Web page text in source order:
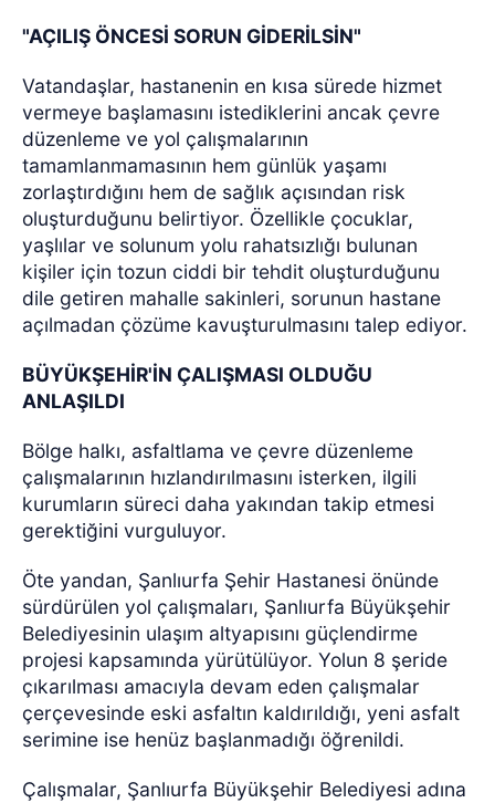
"AÇILIŞ ÖNCESİ SORUN GİDERİLSİN"
Vatandaşlar, hastanenin en kısa sürede hizmet
vermeye başlamasını istediklerini ancak çevre
düzenleme ve yol çalışmalarının
tamamlanmamasının hem günlük yaşamı
zorlaştırdığını hem de sağlık açısından risk
oluşturduğunu belirtiyor. Özellikle çocuklar,
yaşlılar ve solunum yolu rahatsızlığı bulunan
kişiler için tozun ciddi bir tehdit oluşturduğunu
dile getiren mahalle sakinleri, sorunun hastane
açılmadan çözüme kavuşturulmasını talep ediyor.
BÜYÜKŞEHİR'İN ÇALIŞMASI OLDUĞU
ANLAŞILDI
Bölge halkı, asfaltlama ve çevre düzenleme
çalışmalarının hızlandırılmasını isterken, ilgili
kurumların süreci daha yakından takip etmesi
gerektiğini vurguluyor.
Öte yandan, Şanlıurfa Şehir Hastanesi önünde
sürdürülen yol çalışmaları, Şanlıurfa Büyükşehir
Belediyesinin ulaşım altyapısını güçlendirme
projesi kapsamında yürütülüyor. Yolun 8 şeride
çıkarılması amacıyla devam eden çalışmalar
çerçevesinde eski asfaltın kaldırıldığı, yeni asfalt
serimine ise henüz başlanmadığı öğrenildi.
Çalışmalar, Şanlıurfa Büyükşehir Belediyesi adına